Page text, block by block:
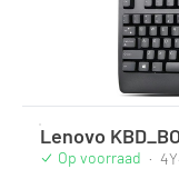
Lenovo
Op voorraad ·